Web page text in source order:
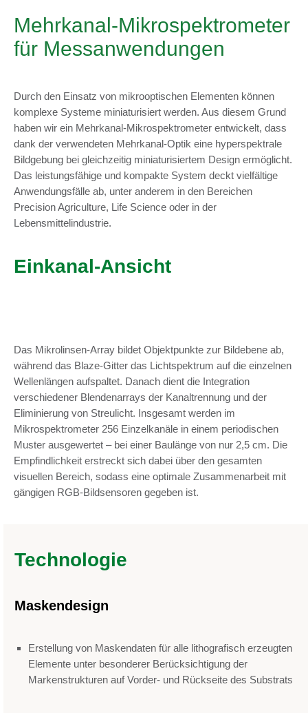
Mehrkanal-Mikrospektrometer
für Messanwendungen
Durch den Einsatz von mikrooptischen Elementen können
komplexe Systeme miniaturisiert werden. Aus diesem Grund
haben wir ein Mehrkanal-Mikrospektrometer entwickelt, dass
dank der verwendeten Mehrkanal-Optik eine hyperspektrale
Bildgebung bei gleichzeitig miniaturisiertem Design ermöglicht.
Das leistungsfähige und kompakte System deckt vielfältige
Anwendungsfälle ab, unter anderem in den Bereichen
Precision Agriculture, Life Science oder in der
Lebensmittelindustrie.
Einkanal-Ansicht
Das Mikrolinsen-Array bildet Objektpunkte zur Bildebene ab,
während das Blaze-Gitter das Lichtspektrum auf die einzelnen
Wellenlängen aufspaltet. Danach dient die Integration
verschiedener Blendenarrays der Kanaltrennung und der
Eliminierung von Streulicht. Insgesamt werden im
Mikrospektrometer 256 Einzelkanäle in einem periodischen
Muster ausgewertet – bei einer Baulänge von nur 2,5 cm. Die
Empfindlichkeit erstreckt sich dabei über den gesamten
visuellen Bereich, sodass eine optimale Zusammenarbeit mit
gängigen RGB-Bildsensoren gegeben ist.
Technologie
Maskendesign
Erstellung von Maskendaten für alle lithografisch erzeugten
Elemente unter besonderer Berücksichtigung der
Markenstrukturen auf Vorder- und Rückseite des Substrats